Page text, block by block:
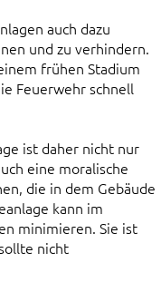
auch dazu
und zu verhindern.
frühen Stadium
Feuerwehr schnell
ist daher nicht nur
eine moralische
die in dem Gebäude
kann im
minimieren. Sie ist
nicht